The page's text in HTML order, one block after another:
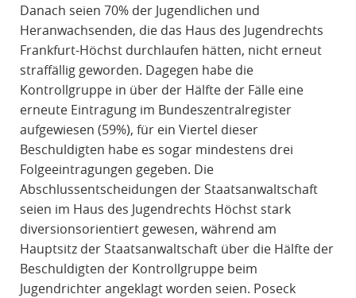
Danach seien 70% der Jugendlichen und
Heranwachsenden, die das Haus des Jugendrechts
Frankfurt-Höchst durchlaufen hätten, nicht erneut
straffällig geworden. Dagegen habe die
Kontrollgruppe in über der Hälfte der Fälle eine
erneute Eintragung im Bundeszentralregister
aufgewiesen (59%), für ein Viertel dieser
Beschuldigten habe es sogar mindestens drei
Folgeeintragungen gegeben. Die
Abschlussentscheidungen der Staatsanwaltschaft
seien im Haus des Jugendrechts Höchst stark
diversionsorientiert gewesen, während am
Hauptsitz der Staatsanwaltschaft über die Hälfte der
Beschuldigten der Kontrollgruppe beim
Jugendrichter angeklagt worden seien. Poseck